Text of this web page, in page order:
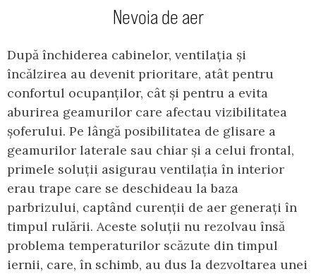
Nevoia de aer
După închiderea cabinelor, ventilația și
încălzirea au devenit prioritare, atât pentru
confortul ocupanților, cât și pentru a evita
aburirea geamurilor care afectau vizibilitatea
șoferului. Pe lângă posibilitatea de glisare a
geamurilor laterale sau chiar și a celui frontal,
primele soluții asigurau ventilația în interior
erau trape care se deschideau la baza
parbrizului, captând curenții de aer generați în
timpul rulării. Aceste soluții nu rezolvau însă
problema temperaturilor scăzute din timpul
iernii, care, în schimb, au dus la dezvoltarea unei